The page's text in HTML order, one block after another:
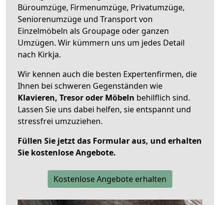
Büroumzüge, Firmenumzüge, Privatumzüge,
Seniorenumzüge und Transport von
Einzelmöbeln als Groupage oder ganzen
Umzügen. Wir kümmern uns um jedes Detail
nach Kirkja.
Wir kennen auch die besten Expertenfirmen, die
Ihnen bei schweren Gegenständen wie
Klavieren, Tresor oder Möbeln behilflich sind.
Lassen Sie uns dabei helfen, sie entspannt und
stressfrei umzuziehen.
Füllen Sie jetzt das Formular aus, und erhalten
Sie kostenlose Angebote.
Kostenlose Angebote erhalten